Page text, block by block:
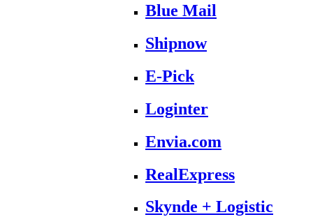
Blue Mail
Shipnow
E-Pick
Loginter
Envia.com
RealExpress
Skynde + Logistic